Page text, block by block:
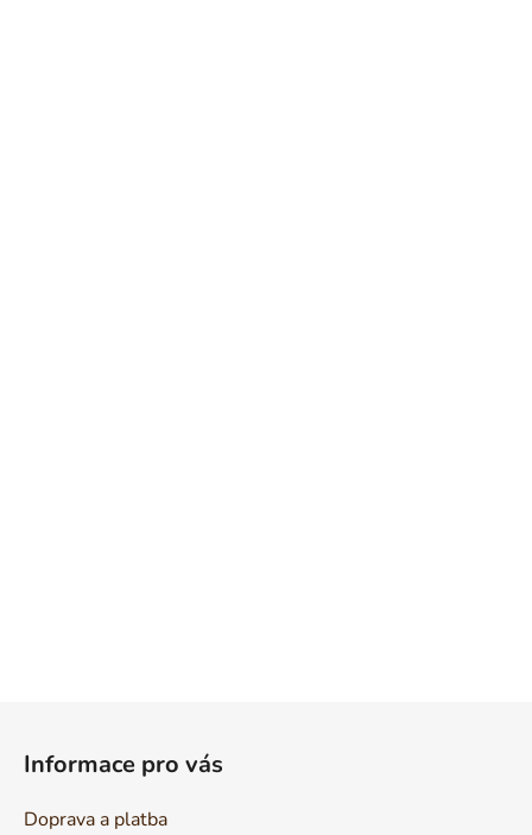
Informace pro vás
Doprava a platba